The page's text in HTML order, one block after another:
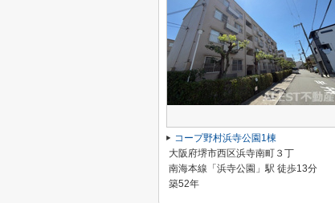
コープ野村浜寺公園1棟
大阪府堺市西区浜寺南町３丁
南海本線「浜寺公園」駅 徒歩13分
築52年